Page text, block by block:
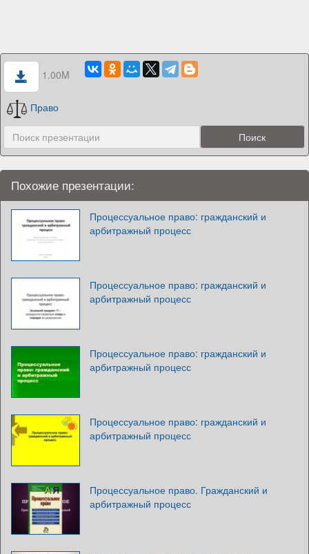
1.00M
Право
Похожие презентации:
Процессуальное право: гражданский и
арбитражный процесс
Процессуальное право: гражданский и
арбитражный процесс
Процессуальное право: гражданский и
арбитражный процесс
Процессуальное право: гражданский и
арбитражный процесс
Процессуальное право. Гражданский и
арбитражный процесс